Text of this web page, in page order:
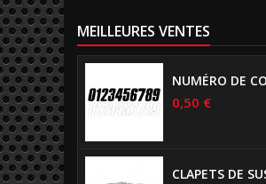
MEILLEURES VENTES
0,50 €